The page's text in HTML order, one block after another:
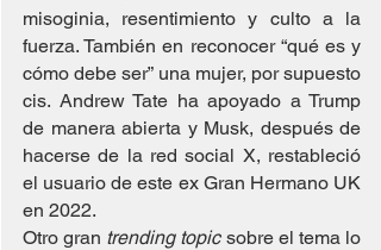
misoginia, resentimiento y culto a la
fuerza. También en reconocer “qué es y
cómo debe ser” una mujer, por supuesto
cis. Andrew Tate ha apoyado a Trump
de manera abierta y Musk, después de
hacerse de la red social X, restableció
el usuario de este ex Gran Hermano UK
en 2022.
Otro gran trending topic sobre el tema lo